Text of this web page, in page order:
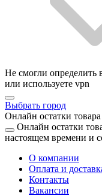
Не смогли
или используете vpn
Выбрать город
Онлайн остатки товара
Онлайн остатки
настоящем времени и
О компании
Оплата и
Контакты
Вакансии